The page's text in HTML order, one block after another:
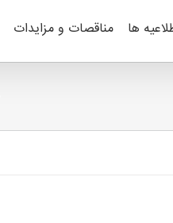
ها مناقصات و مزایدات